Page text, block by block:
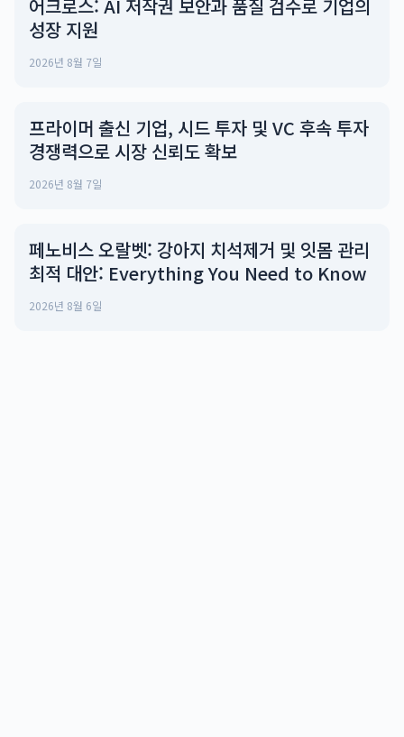
어크로스: AI 저작권 보안과 품질 검수로 기업의
성장 지원
2026년 8월 7일
프라이머 출신 기업, 시드 투자 및 VC 후속 투자
경쟁력으로 시장 신뢰도 확보
2026년 8월 7일
페노비스 오랄벳: 강아지 치석제거 및 잇몸 관리
최적 대안: Everything You Need to Know
2026년 8월 6일